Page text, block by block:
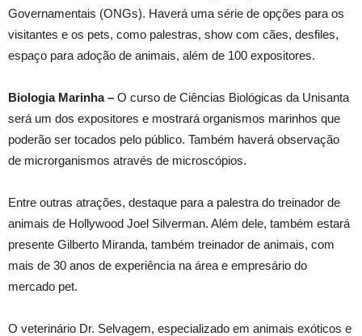
Governamentais (ONGs). Haverá uma série de opções para os
visitantes e os pets, como palestras, show com cães, desfiles,
espaço para adoção de animais, além de 100 expositores.
Biologia Marinha – O curso de Ciências Biológicas da Unisanta
será um dos expositores e mostrará organismos marinhos que
poderão ser tocados pelo público. Também haverá observação
de microrganismos através de microscópios.
Entre outras atrações, destaque para a palestra do treinador de
animais de Hollywood Joel Silverman. Além dele, também estará
presente Gilberto Miranda, também treinador de animais, com
mais de 30 anos de experiência na área e empresário do
mercado pet.
O veterinário Dr. Selvagem, especializado em animais exóticos e